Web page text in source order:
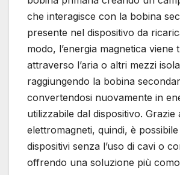
che interagisce con la bobina
presente nel dispositivo da
modo, l’energia magnetica viene
attraverso l’aria o altri mezzi
raggiungendo la bobina
convertendosi nuovamente in
utilizzabile dal dispositivo. Grazie
elettromagneti, quindi, è
dispositivi senza l’uso di cavi o
offrendo una soluzione più